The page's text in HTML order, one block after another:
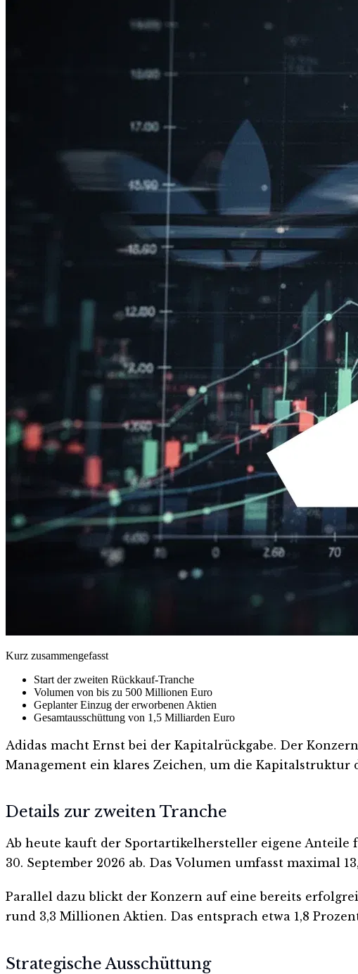
Kurz zusammengefasst
Start der zweiten Rückkauf-Tranche
Volumen von bis zu 500 Millionen Euro
Geplanter Einzug der erworbenen Aktien
Gesamtausschüttung von 1,5 Milliarden Euro
Adidas macht Ernst bei der Kapitalrückgabe. Der
Management ein klares Zeichen, um die Kapitalstruktur
Details zur zweiten Tranche
Ab heute kauft der Sportartikelhersteller eigene Anteile
30. September 2026 ab. Das Volumen umfasst maximal
Parallel dazu blickt der Konzern auf eine bereits
rund 3,3 Millionen Aktien. Das entsprach etwa 1,8
Strategische Ausschüttung